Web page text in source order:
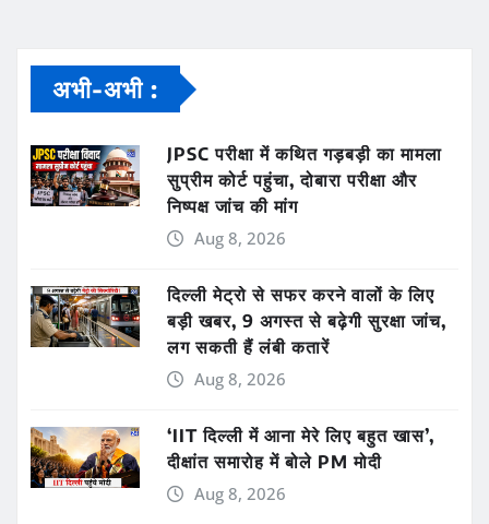
अभी-अभी :
JPSC परीक्षा में कथित गड़बड़ी का मामला
सुप्रीम कोर्ट पहुंचा, दोबारा परीक्षा और
निष्पक्ष जांच की मांग
Aug 8, 2026
दिल्ली मेट्रो से सफर करने वालों के लिए
बड़ी खबर, 9 अगस्त से बढ़ेगी सुरक्षा जांच,
लग सकती हैं लंबी कतारें
Aug 8, 2026
‘IIT दिल्ली में आना मेरे लिए बहुत खास’,
दीक्षांत समारोह में बोले PM मोदी
Aug 8, 2026